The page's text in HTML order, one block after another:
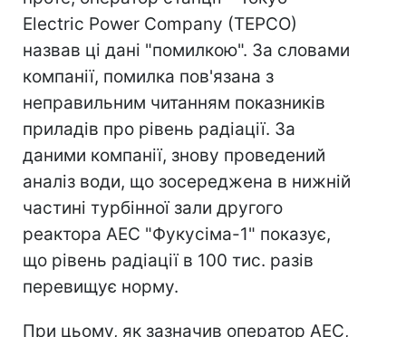
Electric Power Company (TEPCO)
назвав ці дані "помилкою". За словами
компанії, помилка пов'язана з
неправильним читанням показників
приладів про рівень радіації. За
даними компанії, знову проведений
аналіз води, що зосереджена в нижній
частині турбінної зали другого
реактора АЕС "Фукусіма-1" показує,
що рівень радіації в 100 тис. разів
перевищує норму.
При цьому, як зазначив оператор АЕС,